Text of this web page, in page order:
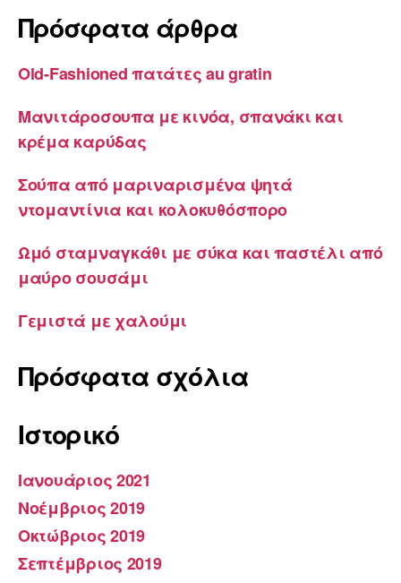
Πρόσφατα άρθρα
Old-Fashioned πατάτες au gratin
Μανιτάροσουπα με κινόα, σπανάκι και
κρέμα καρύδας
Σούπα από μαριναρισμένα ψητά
ντομαντίνια και κολοκυθόσπορο
Ωμό σταμναγκάθι με σύκα και παστέλι από
μαύρο σουσάμι
Γεμιστά με χαλούμι
Πρόσφατα σχόλια
Ιστορικό
Ιανουάριος 2021
Νοέμβριος 2019
Οκτώβριος 2019
Σεπτέμβριος 2019